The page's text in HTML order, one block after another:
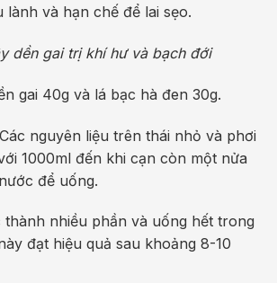
lành và hạn chế để lai sẹo.
dền gai trị khí hư và bạch đới
gai 40g và lá bạc hà đen 30g.
nguyên liệu trên thái nhỏ và phơi
1000ml đến khi cạn còn một nửa
để uống.
nhiều phần và uống hết trong
đạt hiệu quả sau khoảng 8-10